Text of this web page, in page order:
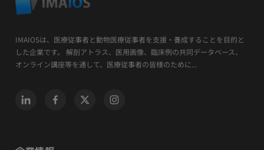
IMAIOSは、医療従事者と動物医療従事者を支援・養成することを目的と
した企業です。 解剖アトラス、医用画像、臨床例の共同データベース、
オンライン講座等を通して、医療従事者の皆様のために...